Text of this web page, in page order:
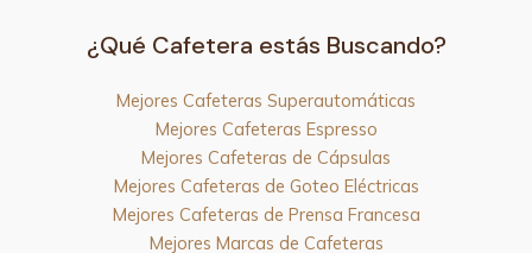
¿Qué Cafetera estás Buscando?
Mejores Cafeteras Superautomáticas
Mejores Cafeteras Espresso
Mejores Cafeteras de Cápsulas
Mejores Cafeteras de Goteo Eléctricas
Mejores Cafeteras de Prensa Francesa
Mejores Marcas de Cafeteras